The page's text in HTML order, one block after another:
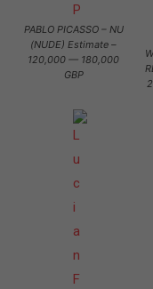
PABLO PICASSO – NU
(NUDE) Estimate –
120,000 — 180,000
GBP